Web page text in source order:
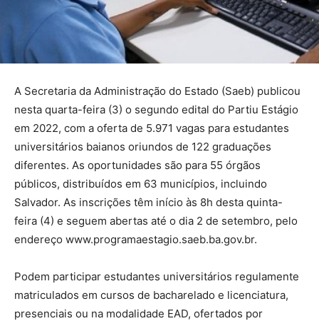
A Secretaria da Administração do Estado (Saeb) publicou
nesta quarta-feira (3) o segundo edital do Partiu Estágio
em 2022, com a oferta de 5.971 vagas para estudantes
universitários baianos oriundos de 122 graduações
diferentes. As oportunidades são para 55 órgãos
públicos, distribuídos em 63 municípios, incluindo
Salvador. As inscrições têm início às 8h desta quinta-
feira (4) e seguem abertas até o dia 2 de setembro, pelo
endereço www.programaestagio.saeb.ba.gov.br.
Podem participar estudantes universitários regulamente
matriculados em cursos de bacharelado e licenciatura,
presenciais ou na modalidade EAD, ofertados por